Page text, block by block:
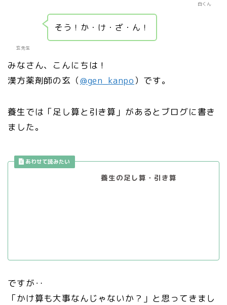
白くん
玄先生
そう！か・け・ざ・ん！
みなさん、こんにちは！
漢方薬剤師の玄（@gen_kanpo）です。
養生では「足し算と引き算」があるとブログに書き
ました。
養生の足し算・引き算
ですが‥
「かけ算も大事なんじゃないか？」と思ってきまし